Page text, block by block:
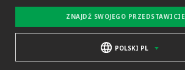
ZNAJDŹ SWOJEGO
POLSKI PL